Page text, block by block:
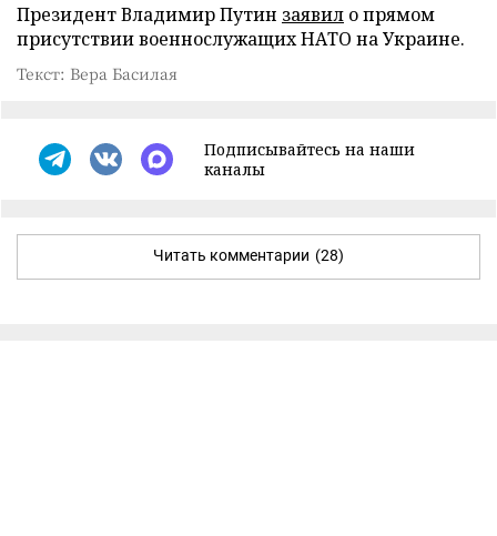
Президент Владимир Путин заявил о прямом
присутствии военнослужащих НАТО на Украине.
Текст: Вера Басилая
Подписывайтесь на наши
каналы
Читать комментарии (28)